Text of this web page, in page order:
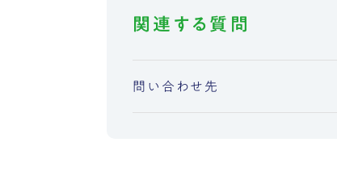
関連する質問
問い合わせ先